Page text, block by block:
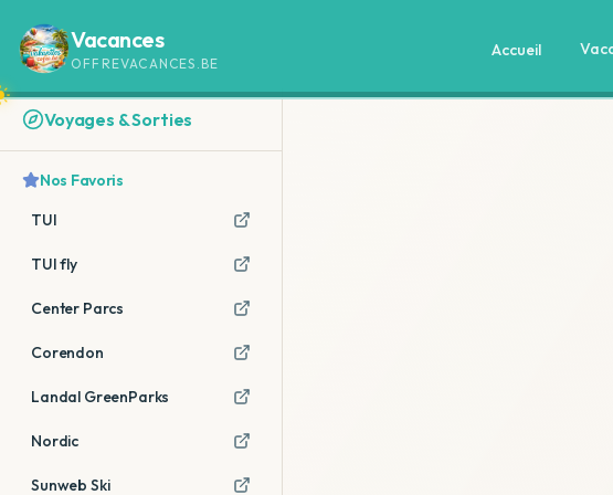
Vacances
OFFREVACANCES.BE
Accueil
Voyages & Sorties
Nos Favoris
TUI
TUI fly
Center Parcs
Corendon
Landal GreenParks
Nordic
Sunweb Ski